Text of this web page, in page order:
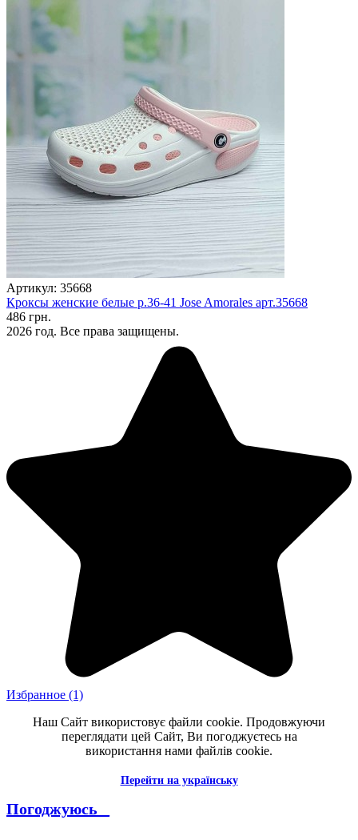
Артикул: 35668
Кроксы женские белые р.36-41 Jose Amorales арт.35668
486 грн.
2026 год. Все права защищены.
Избранное (1)
Наш Сайт використовує файли cookie. Продовжуючи
переглядати цей Сайт, Ви погоджуєтесь на
використання нами файлів cookie.
Перейти на українську
Погоджуюсь _